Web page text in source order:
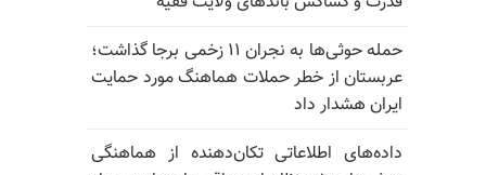
حمله حوثی‌ها به نجران ۱۱ زخمی برجا گذاشت؛
عربستان از خطر حملات هماهنگ مورد حمایت
ایران هشدار داد
داده‌های اطلاعاتی تکان‌دهنده از هماهنگی